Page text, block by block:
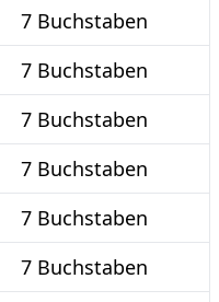
7 Buchstaben
7 Buchstaben
7 Buchstaben
7 Buchstaben
7 Buchstaben
7 Buchstaben